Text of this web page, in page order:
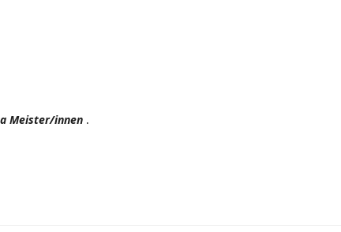
Meister/innen .